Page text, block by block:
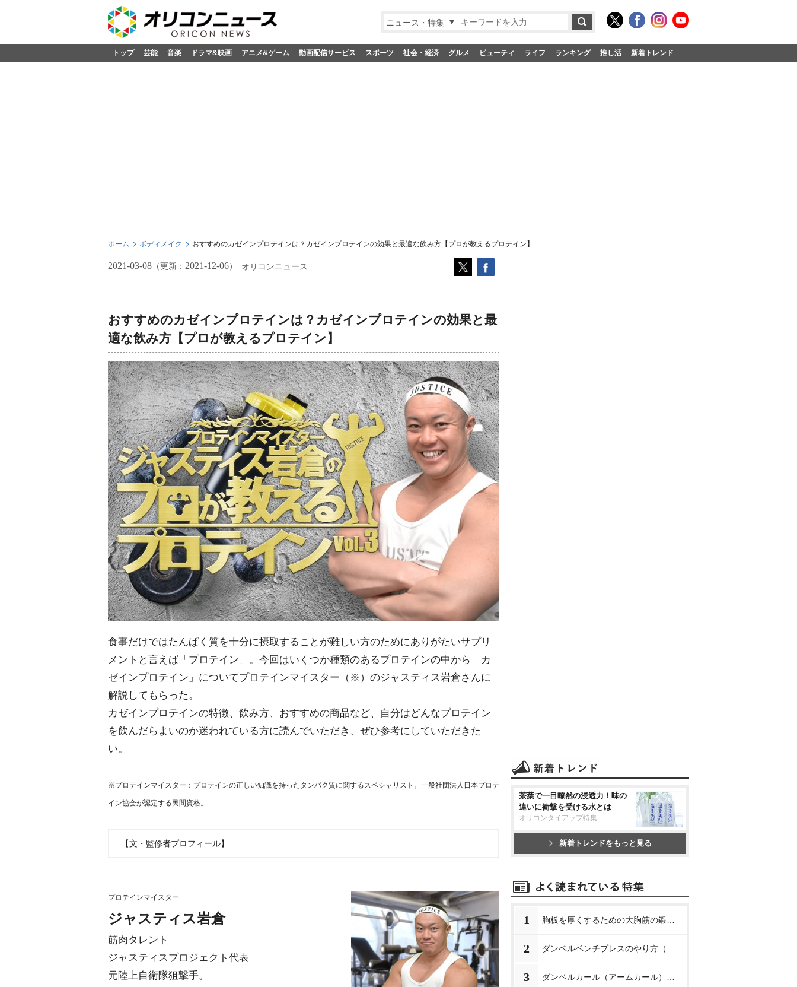
ニュース・特集
トップ 芸能 音楽 ドラマ&映画 アニメ&ゲーム 動画配信サービス スポーツ 社会・経済 グルメ ビューティ ライフ ランキング 推し活 新着トレンド
ホーム ボディメイク おすすめのカゼインプロテインは？カゼインプロテインの効果と最適な飲み方【プロが教えるプロテイン】
2021-03-08 （更新： 2021-12-06） オリコンニュース
おすすめのカゼインプロテインは？カゼインプロテインの効果と最
適な飲み方【プロが教えるプロテイン】
食事だけではたんぱく質を十分に摂取することが難しい方のためにありがたいサプリ
メントと言えば「プロテイン」。今回はいくつか種類のあるプロテインの中から「カ
ゼインプロテイン」についてプロテインマイスター（※）のジャスティス岩倉さんに
解説してもらった。
カゼインプロテインの特徴、飲み方、おすすめの商品など、自分はどんなプロテイン
を飲んだらよいのか迷われている方に読んでいただき、ぜひ参考にしていただきた
い。
※プロテインマイスター：プロテインの正しい知識を持ったタンパク質に関するスペシャリスト。一般社団法人日本プロテ
イン協会が認定する民間資格。
【文・監修者プロフィール】
プロテインマイスター
ジャスティス岩倉
筋肉タレント
ジャスティスプロジェクト代表
元陸上自衛隊狙撃手。
茶葉で一目瞭然の浸透力！味の
違いに衝撃を受ける水とは
オリコンタイアップ特集
新着トレンドをもっと見る
1
2
3